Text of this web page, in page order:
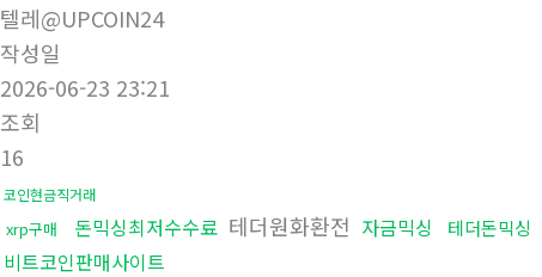
텔레@UPCOIN24
작성일
2026-06-23 23:21
조회
16
코인현금직거래
xrp구매 돈믹싱최저수수료 테더원화환전 자금믹싱 테더돈믹싱
비트코인판매사이트